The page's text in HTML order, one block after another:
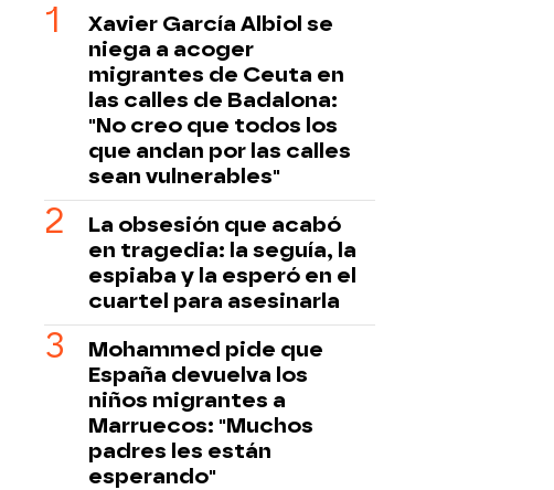
Xavier García Albiol se
niega a acoger
migrantes de Ceuta en
las calles de Badalona:
"No creo que todos los
que andan por las calles
sean vulnerables"
La obsesión que acabó
en tragedia: la seguía, la
espiaba y la esperó en el
cuartel para asesinarla
Mohammed pide que
España devuelva los
niños migrantes a
Marruecos: "Muchos
padres les están
esperando"